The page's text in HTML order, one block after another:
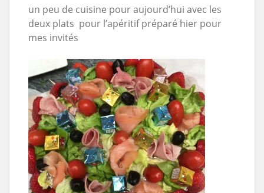
un peu de cuisine pour aujourd’hui avec les
deux plats pour l’apéritif préparé hier pour
mes invités